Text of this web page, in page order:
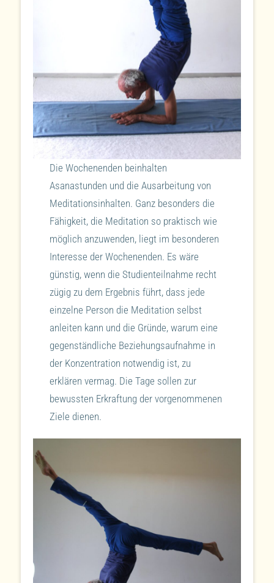
Die Wochenenden beinhalten
Asanastunden und die Ausarbeitung von
Meditationsinhalten. Ganz besonders die
Fähigkeit, die Meditation so praktisch wie
möglich anzuwenden, liegt im besonderen
Interesse der Wochenenden. Es wäre
günstig, wenn die Studienteilnahme recht
zügig zu dem Ergebnis führt, dass jede
einzelne Person die Meditation selbst
anleiten kann und die Gründe, warum eine
gegenständliche Beziehungsaufnahme in
der Konzentration notwendig ist, zu
erklären vermag. Die Tage sollen zur
bewussten Erkraftung der vorgenommenen
Ziele dienen.